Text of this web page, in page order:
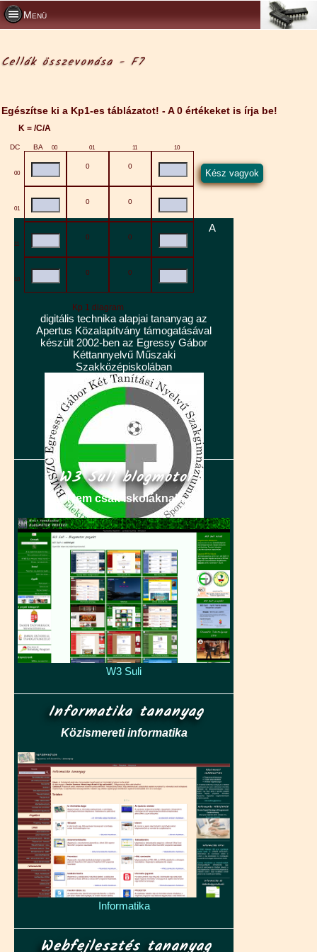
Menü
Cellák összevonása - F7
Egészítse ki a Kp1-es táblázatot! - A 0 értékeket is írja be!
K = /C/A
DC BA 00 01 11 10
00
0 0
01
0 0
11
0 0
10
0 0
Kp 1 diagram
A
digitális technika alapjai tananyag az
Apertus Közalapítvány támogatásával
készült 2002-ben az Egressy Gábor
Kéttannyelvű Műszaki
Szakközépiskolában
W3 Suli blogmotor
Nem csak iskoláknak
W3 Suli
Informatika tananyag
Közismereti informatika
Informatika
Webfejlesztés tananyag